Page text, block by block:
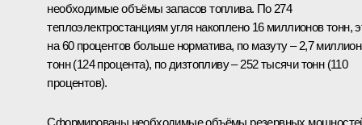
необходимые объёмы запасов топлива. По 274
теплоэлектростанциям угля накоплено 16 миллионов тонн,
на 60 процентов больше норматива, по мазуту – 2,7
тонн (124 процента), по дизтопливу – 252 тысячи тонн (110
процентов).
Сформированы необходимые объёмы резервных